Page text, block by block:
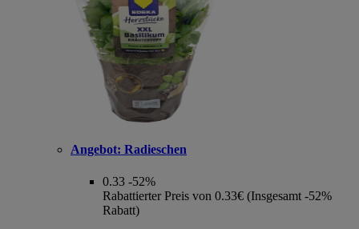
Angebot: Radieschen
0.33 -52%
Rabattierter Preis von 0.33€ (Insgesamt -52%
Rabatt)